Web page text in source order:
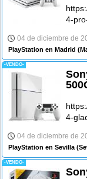
4-
04 de diciembre de
PlayStation en Madrid
-VENDO-
4-
04 de diciembre de
PlayStation en Sevilla
-VENDO-